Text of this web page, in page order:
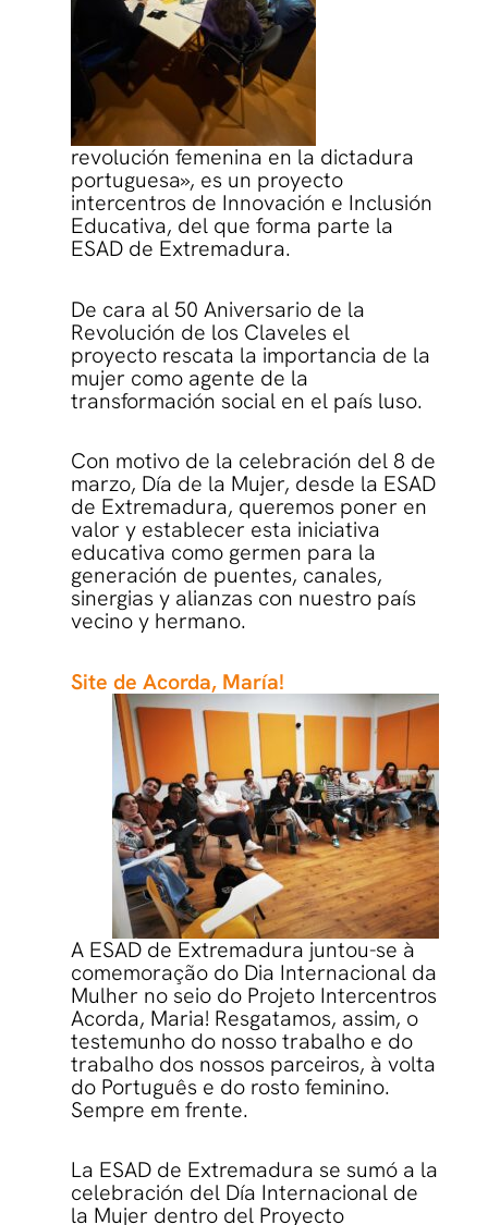
revolución femenina en la dictadura
portuguesa», es un proyecto
intercentros de Innovación e Inclusión
Educativa, del que forma parte la
ESAD de Extremadura.
De cara al 50 Aniversario de la
Revolución de los Claveles el
proyecto rescata la importancia de la
mujer como agente de la
transformación social en el país luso.
Con motivo de la celebración del 8 de
marzo, Día de la Mujer, desde la ESAD
de Extremadura, queremos poner en
valor y establecer esta iniciativa
educativa como germen para la
generación de puentes, canales,
sinergias y alianzas con nuestro país
vecino y hermano.
Site de Acorda, María!
A ESAD de Extremadura juntou-se à
comemoração do Dia Internacional da
Mulher no seio do Projeto Intercentros
Acorda, Maria! Resgatamos, assim, o
testemunho do nosso trabalho e do
trabalho dos nossos parceiros, à volta
do Português e do rosto feminino.
Sempre em frente.
La ESAD de Extremadura se sumó a la
celebración del Día Internacional de
la Mujer dentro del Proyecto